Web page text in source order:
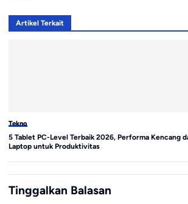
Artikel Terkait
Tekno
5 Tablet PC-Level Terbaik 2026, Performa Kencang
Laptop untuk Produktivitas
Tinggalkan Balasan